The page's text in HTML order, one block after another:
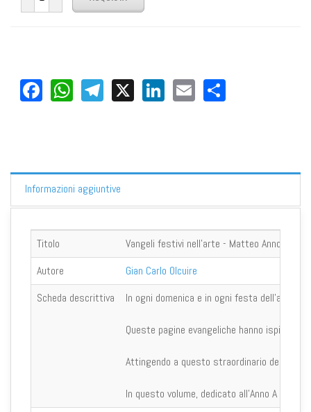
Facebook
WhatsApp
Telegram
X LinkedIn
Email
Informazioni aggiuntive
Titolo
Vangeli festivi nell'arte - Matteo Anno A
Autore
Gian Carlo Olcuire
Scheda descrittiva
In ogni domenica e in ogni festa dell'anno
Queste pagine evangeliche hanno
Attingendo a questo straordinario
In questo volume, dedicato all'Anno A